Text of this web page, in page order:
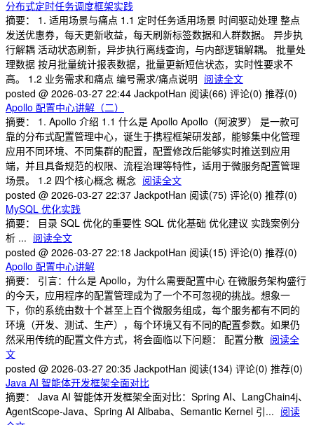
分布式定时任务调度框架实践
摘要： 1. 适用场景与痛点 1.1 定时任务适用场景 时间驱动处理 整点
发送优惠券，每天更新收益，每天刷新标签数据和人群数据。 异步执
行解耦 活动状态刷新，异步执行离线查询，与内部逻辑解耦。 批量处
理数据 按月批量统计报表数据，批量更新短信状态，实时性要求不
高。 1.2 业务需求和痛点 编号需求/痛点说明 阅读全文
posted @ 2026-03-27 22:44 JackpotHan 阅读(66) 评论(0) 推荐(0)
Apollo 配置中心讲解（二）
摘要： 1. Apollo 介绍 1.1 什么是 Apollo Apollo（阿波罗） 是一款可
靠的分布式配置管理中心，诞生于携程框架研发部，能够集中化管理
应用不同环境、不同集群的配置，配置修改后能够实时推送到应用
端，并且具备规范的权限、流程治理等特性，适用于微服务配置管理
场景。 1.2 四个核心概念 概念 阅读全文
posted @ 2026-03-27 22:37 JackpotHan 阅读(75) 评论(0) 推荐(0)
MySQL 优化实践
摘要： 目录 SQL 优化的重要性 SQL 优化基础 优化建议 实践案例分
析 ... 阅读全文
posted @ 2026-03-27 22:18 JackpotHan 阅读(15) 评论(0) 推荐(0)
Apollo 配置中心讲解
摘要： 引言：什么是 Apollo，为什么需要配置中心 在微服务架构盛行
的今天，应用程序的配置管理成为了一个不可忽视的挑战。想象一
下，你的系统由数十个甚至上百个微服务组成，每个服务都有不同的
环境（开发、测试、生产），每个环境又有不同的配置参数。如果仍
然采用传统的配置文件方式，将会面临以下问题： 配置分散 阅读全
文
posted @ 2026-03-27 20:35 JackpotHan 阅读(134) 评论(0) 推荐(0)
Java AI 智能体开发框架全面对比
摘要： Java AI 智能体开发框架全面对比：Spring AI、LangChain4j、
AgentScope-Java、Spring AI Alibaba、Semantic Kernel 引... 阅读